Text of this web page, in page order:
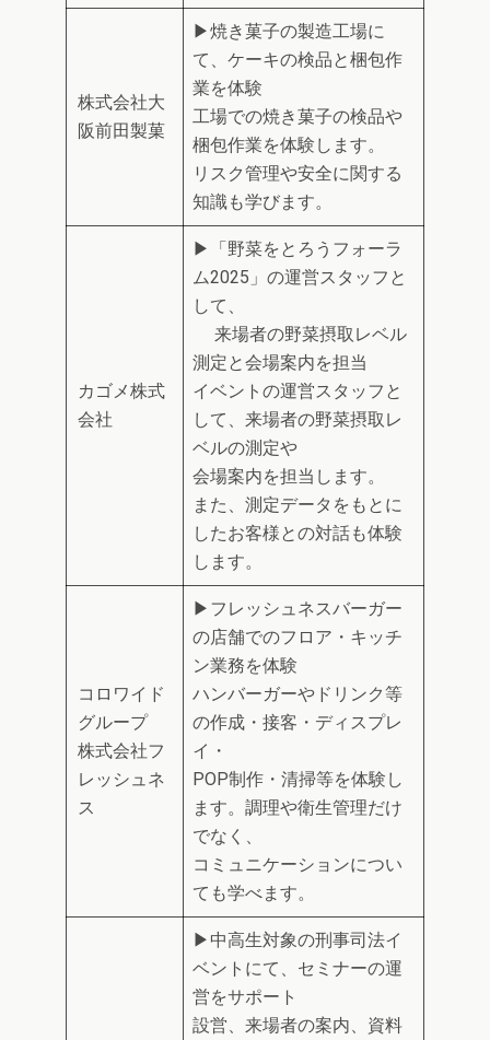
株式会社大
阪前田製菓
▶焼き菓子の製造工場に
て、ケーキの検品と梱包作
業を体験
工場での焼き菓子の検品や
梱包作業を体験します。
リスク管理や安全に関する
知識も学びます。
カゴメ株式
会社
▶「野菜をとろうフォーラ
ム2025」の運営スタッフと
して、
来場者の野菜摂取レベル
測定と会場案内を担当
イベントの運営スタッフと
して、来場者の野菜摂取レ
ベルの測定や
会場案内を担当します。
また、測定データをもとに
したお客様との対話も体験
します。
コロワイド
グループ
株式会社フ
レッシュネ
ス
▶フレッシュネスバーガー
の店舗でのフロア・キッチ
ン業務を体験
ハンバーガーやドリンク等
の作成・接客・ディスプレ
イ・
POP制作・清掃等を体験し
ます。調理や衛生管理だけ
でなく、
コミュニケーションについ
ても学べます。
▶中高生対象の刑事司法イ
ベントにて、セミナーの運
営をサポート
設営、来場者の案内、資料